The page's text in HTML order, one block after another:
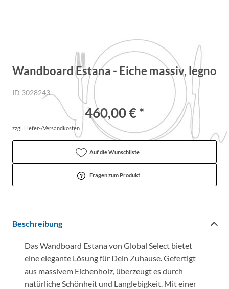
Wandboard Estana - Eiche massiv, legno
ID 3028243
460,00 € *
zzgl. Liefer-/Versandkosten
Auf die Wunschliste
Fragen zum Produkt
Beschreibung
Das Wandboard Estana von Global Select bietet
eine elegante Lösung für Dein Zuhause. Gefertigt
aus massivem Eichenholz, überzeugt es durch
natürliche Schönheit und Langlebigkeit. Mit einer